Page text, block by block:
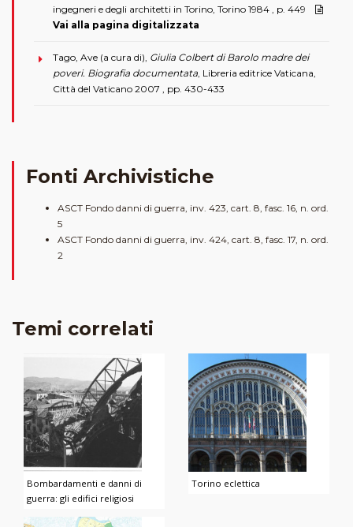
ingegneri e degli architetti in Torino, Torino 1984 , p. 449
Vai alla pagina digitalizzata
Tago, Ave (a cura di), Giulia Colbert di Barolo madre dei
poveri. Biografia documentata , Libreria editrice Vaticana,
Città del Vaticano 2007 , pp. 430-433
Fonti Archivistiche
ASCT Fondo danni di guerra, inv. 423, cart. 8, fasc. 16, n. ord.
5
ASCT Fondo danni di guerra, inv. 424, cart. 8, fasc. 17, n. ord.
2
Temi correlati
Bombardamenti e danni di
guerra: gli edifici religiosi
Torino eclettica